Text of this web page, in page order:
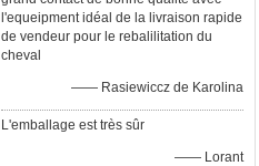
l'equeipment idéal de la livraison rapide
de vendeur pour le rebalilitation du
cheval
—— Rasiewiccz de Karolina
L'emballage est très sûr
—— Lorant